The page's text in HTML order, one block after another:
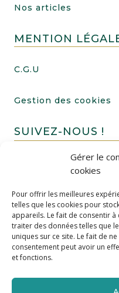
Gérer le
cookies
Pour offrir les meilleures
telles que les cookies pour
appareils. Le fait de consentir
traiter des données telles que
uniques sur ce site. Le fait de
consentement peut avoir un
et fonctions.
Nos articles
MENTION
C.G.U
Gestion des cookies
SUIVEZ-NOUS !
FAIRE UN DON